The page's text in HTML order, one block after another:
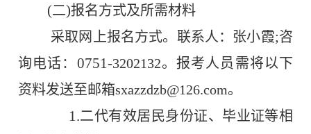
(二)报名方式及所需材料
采取网上报名方式。 联系人： 张小霞;咨
询电话： 0751-3202132。报考人员需将以下
资料发送至邮箱sxazzdzb@126.com。
1.二代有效居民身份证、毕业证等相